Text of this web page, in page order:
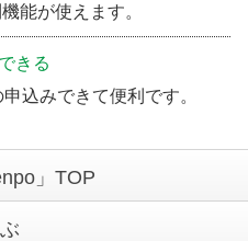
能が使えます。
きる
込みできて便利です。
」TOP